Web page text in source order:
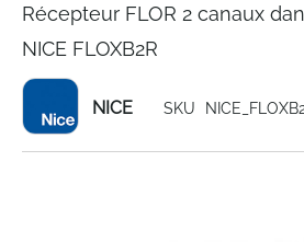
Récepteur FLOR 2 canaux
NICE FLOXB2R
NICE SKU